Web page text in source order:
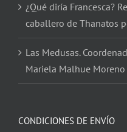
¿Qué diría Francesca?
caballero de Thanatos
Las Medusas.
Mariela Malhue Moreno
CONDICIONES DE ENVÍO